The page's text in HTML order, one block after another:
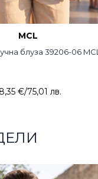
MCL
блуза 39206-06 MCL
€/75,01 лв.